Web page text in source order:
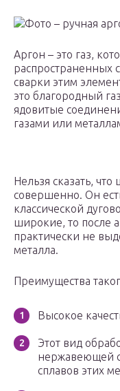
Фото – ручная
Аргон – это газ,
распространенных
сварки этим
это благородный
ядовитые
газами или
Нельзя сказать,
совершенно. Он
классической
широкие, то после
практически не
металла.
Преимущества
Высокое
Этот вид
нержавеющей
сплавов этих